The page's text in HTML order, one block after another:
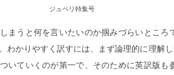
ジュペリ特集号
まうと何を言いたいのか掴みづらいところ
わかりやすく訳すには、まず論理的に理解
いていくのが第一で、そのために英訳版も